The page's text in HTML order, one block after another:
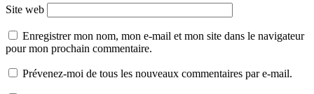
Site web
Enregistrer mon nom, mon e-mail et mon site dans le navigateur
pour mon prochain commentaire.
Prévenez-moi de tous les nouveaux commentaires par e-mail.